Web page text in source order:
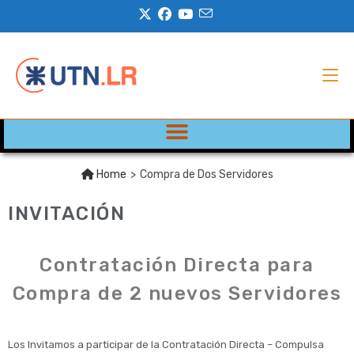
Home > Compra de Dos Servidores
INVITACIÓN
Contratación Directa para
Compra de 2 nuevos Servidores
Los Invitamos a participar de la Contratación Directa – Compulsa